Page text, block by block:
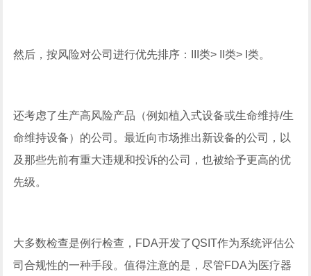
然后，按风险对公司进行优先排序：III类> II类> I类。
还考虑了生产高风险产品（例如植入式设备或生命维持/生
命维持设备）的公司。最近向市场推出新设备的公司，以
及那些先前有重大违规和投诉的公司，也被给予更高的优
先级。
大多数检查是例行检查，FDA开发了QSIT作为系统评估公
司合规性的一种手段。值得注意的是，尽管FDA为医疗器